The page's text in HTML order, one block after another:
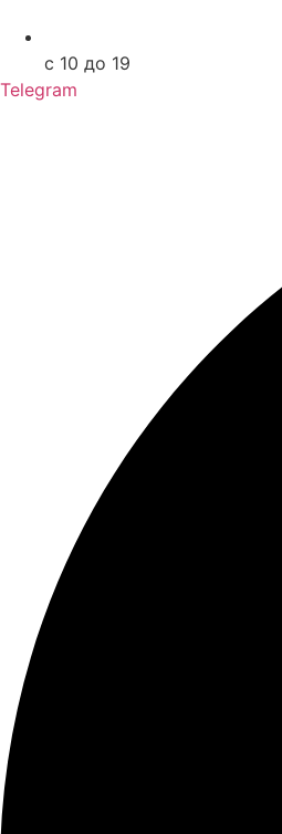
с 10 до 19
Telegram